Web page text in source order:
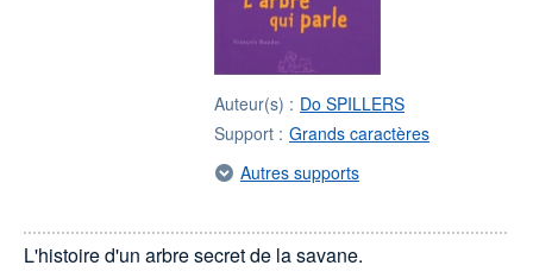
Auteur(s) : Do SPILLERS
Support : Grands caractères
Autres supports
L'histoire d'un arbre secret de la savane.